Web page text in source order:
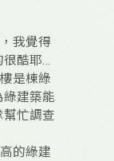
我覺得
很酷耶…
是棟綠
綠建築能
幫忙調查
的綠建